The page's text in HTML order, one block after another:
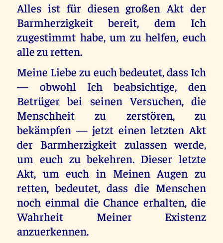
Alles ist für diesen großen Akt der
Barmherzigkeit bereit, dem Ich
zugestimmt habe, um zu helfen, euch
alle zu retten.
Meine Liebe zu euch bedeutet, dass Ich
— obwohl Ich beabsichtige, den
Betrüger bei seinen Versuchen, die
Menschheit zu zerstören, zu
bekämpfen — jetzt einen letzten Akt
der Barmherzigkeit zulassen werde,
um euch zu bekehren. Dieser letzte
Akt, um euch in Meinen Augen zu
retten, bedeutet, dass die Menschen
noch einmal die Chance erhalten, die
Wahrheit Meiner Existenz
anzuerkennen.